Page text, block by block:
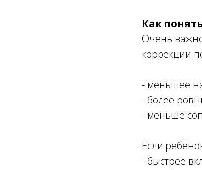
Как
Очень
коррекции
- меньшее
- более
- меньше
Если
- быстрее